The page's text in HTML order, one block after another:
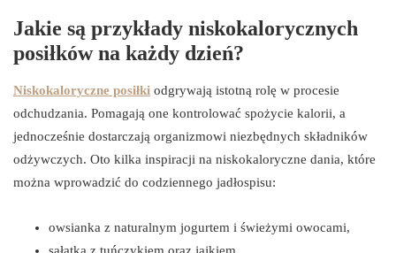
Jakie są przykłady niskokalorycznych
posiłków na każdy dzień?
Niskokaloryczne posiłki odgrywają istotną rolę w procesie
odchudzania. Pomagają one kontrolować spożycie kalorii, a
jednocześnie dostarczają organizmowi niezbędnych składników
odżywczych. Oto kilka inspiracji na niskokaloryczne dania, które
można wprowadzić do codziennego jadłospisu:
owsianka z naturalnym jogurtem i świeżymi owocami,
sałatka z tuńczykiem oraz jajkiem,